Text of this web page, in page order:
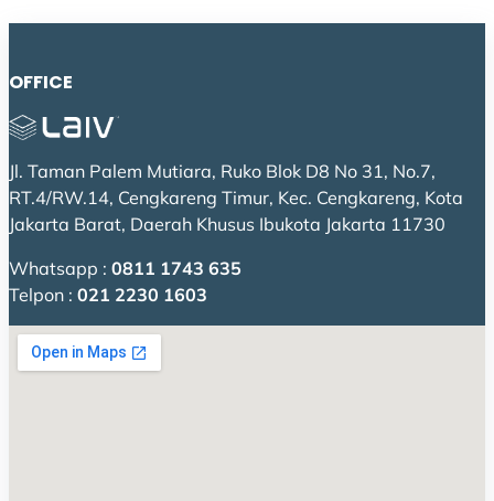
OFFICE
Jl. Taman Palem Mutiara, Ruko Blok D8 No 31, No.7,
RT.4/RW.14, Cengkareng Timur, Kec. Cengkareng, Kota
Jakarta Barat, Daerah Khusus Ibukota Jakarta 11730
Whatsapp : 0811 1743 635
Telpon : 021 2230 1603